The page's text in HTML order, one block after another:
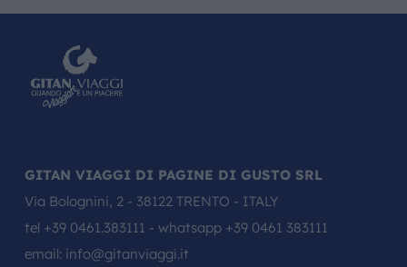
GITAN VIAGGI DI PAGINE DI GUSTO SRL
Via Bolognini, 2 - 38122 TRENTO - ITALY
tel +39 0461.383111 - whatsapp +39 0461 383111
email: info@gitanviaggi.it